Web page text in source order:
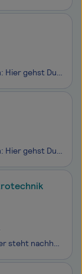
Praxisanleiter:in (w/m/d) bei Korian: Hier gehst Du in Führung! Du teilst gerne Dein Wissen? Du liebst es, wenn andere Menschen durch Deine Führung lernen und wachsen? Dann suchen wir mit diesem Stellenangebot genau Dich! Als Praxisanleiter:in (w/m/d) übernimmst Du die praktische Ausbildung neuer
Praxisanleiter:in (w/m/d) bei Korian: Hier gehst Du in Führung! Du teilst gerne Dein Wissen? Du liebst es, wenn andere Menschen durch Deine Führung lernen und wachsen? Dann suchen wir mit diesem Stellenangebot genau Dich! Als Praxisanleiter:in (w/m/d) übernimmst Du die praktische Ausbildung neuer
Als kommunaler Energiedienstleister steht nachhaltiges Handeln im Zentrum der Aktivitäten von Westfalen Weser. Wir sind Motor der Energiewende und Wegbegleiter von Menschen, Unternehmen und Kommunen in unserer Region auf dem Weg zur Klimaneutralität. Über 1.000 Mitarbeitende arbeiten in der Westfale